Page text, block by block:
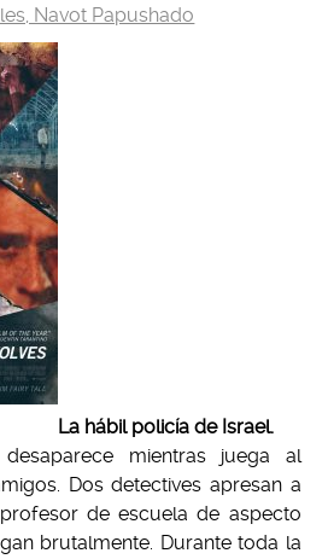
Navot Papushado
La hábil policía de Israel.
mientras juega al
Dos detectives apresan a
de escuela de aspecto
brutalmente. Durante toda la